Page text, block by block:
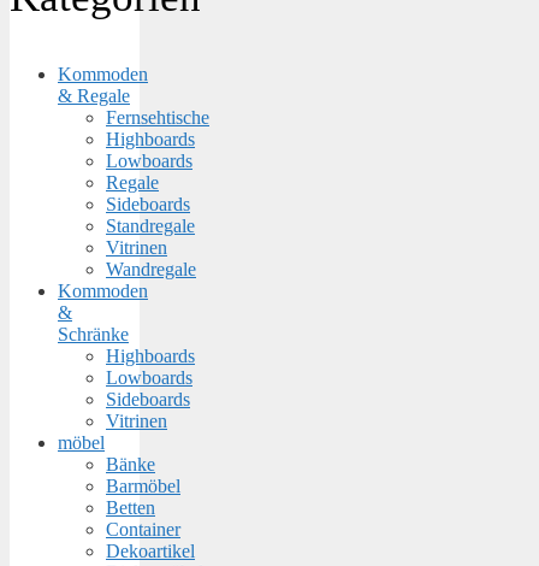
Kommoden
& Regale
Fernsehtische
Highboards
Lowboards
Regale
Sideboards
Standregale
Vitrinen
Wandregale
Kommoden
&
Schränke
Highboards
Lowboards
Sideboards
Vitrinen
möbel
Bänke
Barmöbel
Betten
Container
Dekoartikel